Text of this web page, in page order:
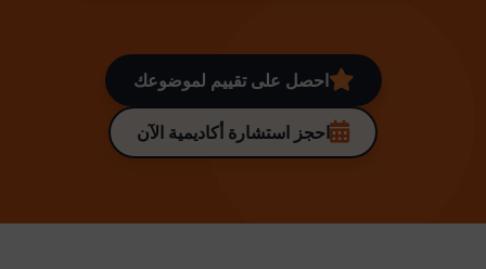
احصل على تقييم لموضوعك
احجز استشارة أكاديمية الآن